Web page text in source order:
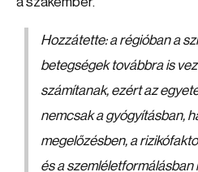
Hozzátette: a régióban a
betegségek továbbra is
számítanak, ezért az
nemcsak a gyógyításban,
megelőzésben, a
és a szemléletformálásban